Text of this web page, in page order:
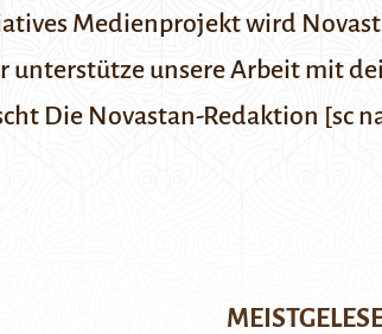
Medienprojekt wird
unterstütze unsere Arbeit mit
Die Novastan-Redaktion [sc